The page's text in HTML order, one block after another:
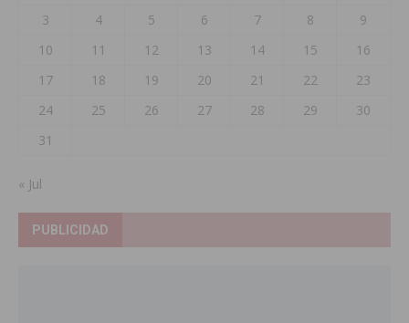
3
4 5 6 7 8
9
10
11 12 13 14 15
16
17
18 19 20 21 22
23
24
25 26 27 28 29
30
31
« Jul
PUBLICIDAD